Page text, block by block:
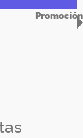
Promoción